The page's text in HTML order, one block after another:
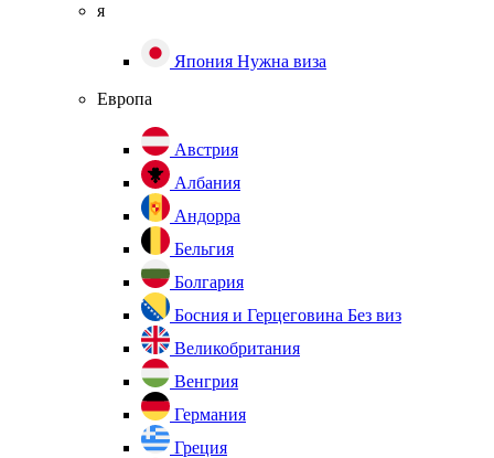
я
Япония Нужна виза
Европа
Австрия
Албания
Андорра
Бельгия
Болгария
Босния и Герцеговина Без виз
Великобритания
Венгрия
Германия
Греция